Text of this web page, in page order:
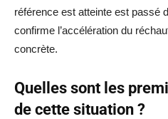
référence est atteinte est passé
confirme l’accélération du
concrète.
Quelles sont les
de cette situation ?